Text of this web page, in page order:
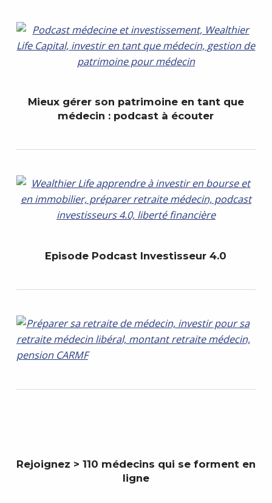
Mieux gérer son patrimoine en tant que
médecin : podcast à écouter
Episode Podcast Investisseur 4.0
Rejoignez > 110 médecins qui se forment en
ligne